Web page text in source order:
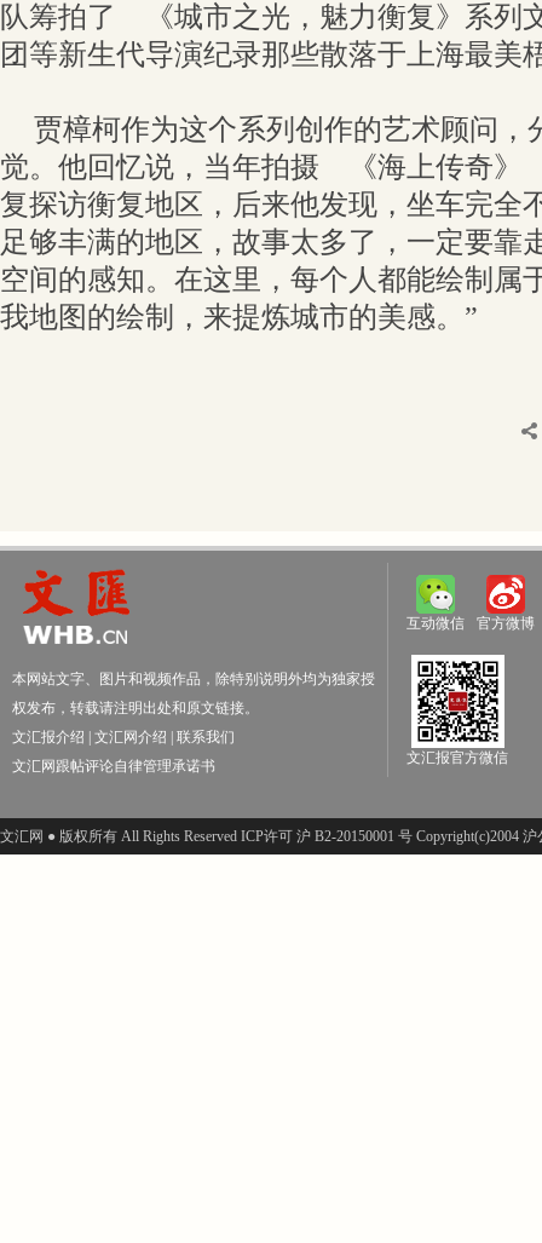
队筹拍了 《城市之光，魅力衡复》系列
团等新生代导演纪录那些散落于上海最美
贾樟柯作为这个系列创作的艺术顾问，
觉。他回忆说，当年拍摄 《海上传奇》
复探访衡复地区，后来他发现，坐车完全
足够丰满的地区，故事太多了，一定要靠
空间的感知。在这里，每个人都能绘制属
我地图的绘制，来提炼城市的美感。”
本网站文字、图片和视频作品，除特别说明外均为独家授
权发布，转载请注明出处和原文链接。
文汇报介绍
文汇网介绍
联系我们
文汇网跟帖评论自律管理承诺书
互动微信 官方微博
文汇报官方微信
文汇网 ● 版权所有 All Rights Reserved ICP许可 沪 B2-20150001 号 Copyright(c)2004